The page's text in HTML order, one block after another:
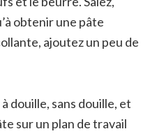
obtenir une pâte
ajoutez un peu de
douille, sans douille, et
sur un plan de travail